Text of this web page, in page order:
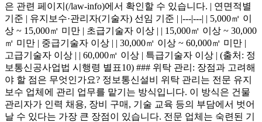
은 관련 페이지(/law-info)에서 확인할 수 있습니다. | 연면적별
기준 | 유지보수·관리자(기술자) 선임 기준 | |---|---| | 5,000㎡ 이
상 ~ 15,000㎡ 미만 | 초급기술자 이상 | | 15,000㎡ 이상 ~ 30,000
㎡ 미만 | 중급기술자 이상 | | 30,000㎡ 이상 ~ 60,000㎡ 미만 |
고급기술자 이상 | | 60,000㎡ 이상 | 특급기술자 이상 | (출처: 정
보통신공사업법 시행령 별표10) ### 위탁 관리: 장점과 고려해
야 할 점은 무엇인가요? 정보통신설비 위탁 관리는 전문 유지
보수 업체에 관리 업무를 맡기는 방식입니다. 이 방식은 건물
관리자가 인력 채용, 장비 구매, 기술 교육 등의 부담에서 벗어
날 수 있다는 가장 큰 장점이 있습니다. 전문 업체는 숙련된 기